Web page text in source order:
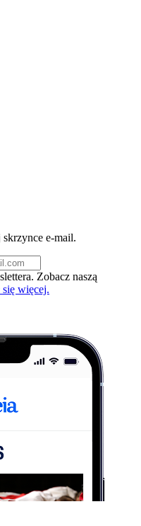
e-mail.
Zobacz naszą
więcej.